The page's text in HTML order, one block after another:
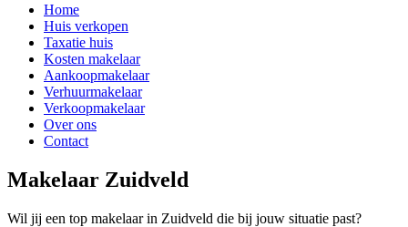
Home
Huis verkopen
Taxatie huis
Kosten makelaar
Aankoopmakelaar
Verhuurmakelaar
Verkoopmakelaar
Over ons
Contact
Makelaar Zuidveld
Wil jij een top makelaar in Zuidveld die bij jouw situatie past?